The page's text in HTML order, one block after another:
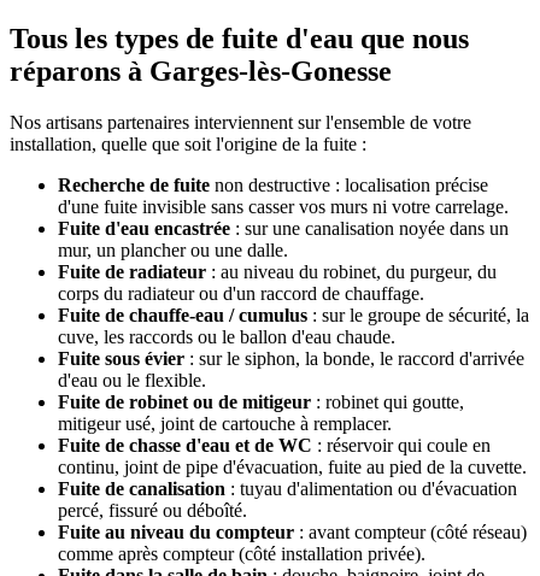
Tous les types de fuite d'eau que nous
réparons à Garges-lès-Gonesse
Nos artisans partenaires interviennent sur l'ensemble de votre
installation, quelle que soit l'origine de la fuite :
Recherche de fuite non destructive : localisation précise
d'une fuite invisible sans casser vos murs ni votre carrelage.
Fuite d'eau encastrée : sur une canalisation noyée dans un
mur, un plancher ou une dalle.
Fuite de radiateur : au niveau du robinet, du purgeur, du
corps du radiateur ou d'un raccord de chauffage.
Fuite de chauffe-eau / cumulus : sur le groupe de sécurité, la
cuve, les raccords ou le ballon d'eau chaude.
Fuite sous évier : sur le siphon, la bonde, le raccord d'arrivée
d'eau ou le flexible.
Fuite de robinet ou de mitigeur : robinet qui goutte,
mitigeur usé, joint de cartouche à remplacer.
Fuite de chasse d'eau et de WC : réservoir qui coule en
continu, joint de pipe d'évacuation, fuite au pied de la cuvette.
Fuite de canalisation : tuyau d'alimentation ou d'évacuation
percé, fissuré ou déboîté.
Fuite au niveau du compteur : avant compteur (côté réseau)
comme après compteur (côté installation privée).